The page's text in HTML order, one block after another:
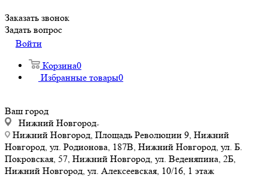
Заказать звонок
Задать вопрос
Войти
Корзина0
Избранные товары0
Ваш город
Нижний Новгород
Нижний Новгород, Площадь Революции 9, Нижний
Новгород, ул. Родионова, 187В, Нижний Новгород, ул. Б.
Покровская, 57, Нижний Новгород, ул. Веденяпина, 2Б,
Нижний Новгород, ул. Алексеевская, 10/16, 1 этаж